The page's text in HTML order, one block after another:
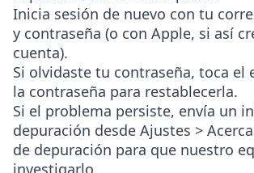
Inicia sesión de nuevo con tu
y contraseña (o con Apple, si así
cuenta).
Si olvidaste tu contraseña, toca el
la contraseña para restablecerla.
Si el problema persiste, envía un
depuración desde Ajustes >
de depuración para que nuestro
investigarlo.